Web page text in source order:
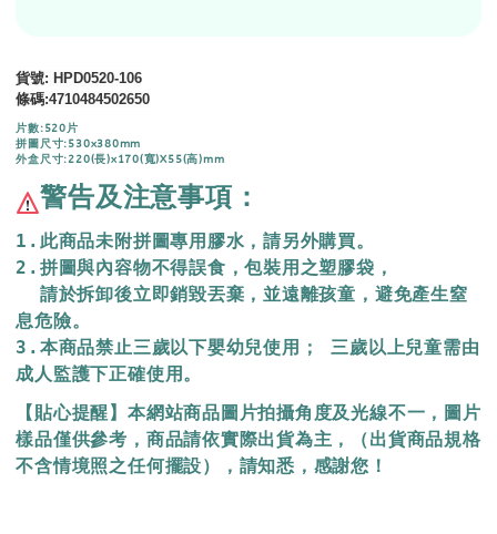
貨號: HPD0520-106
條碼:4710484502650
片數:520片
拼圖尺寸:530x380mm
外盒尺寸:220(長)x170(寬)X55(高)mm
警告及注意事項：
1.此商品未附拼圖專用膠水，請另外購買。
2.拼圖與內容物不得誤食，包裝用之塑膠袋，
  請於拆卸後立即銷毀丟棄，
並遠離孩童，避免產生窒
息危險。
3.本商品禁止三歲以下嬰幼兒使用； 三歲以上兒童需由
成人監護下正確使用。
【貼心提醒】本網站商品圖片拍攝角度及光線不一，圖片
樣品僅供參考，商品請依實際出貨為主，（出貨商品規格
不含情境照之任何擺設），請知悉，感謝您！